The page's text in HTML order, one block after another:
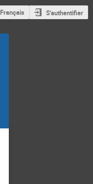
Français S'authentifier